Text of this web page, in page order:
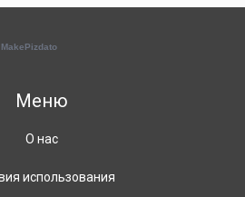
Меню
О нас
использования